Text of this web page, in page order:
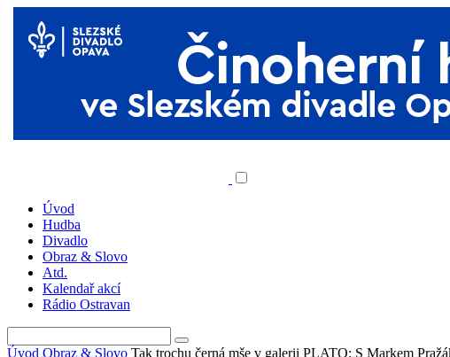
Úvod
Hudba
Divadlo
Obraz & Slovo
Atd.
Kalendař akcí
Rádio Ostravan
Úvod Obraz & Slovo Tak trochu černá mše v galerii PLATO: S Markem